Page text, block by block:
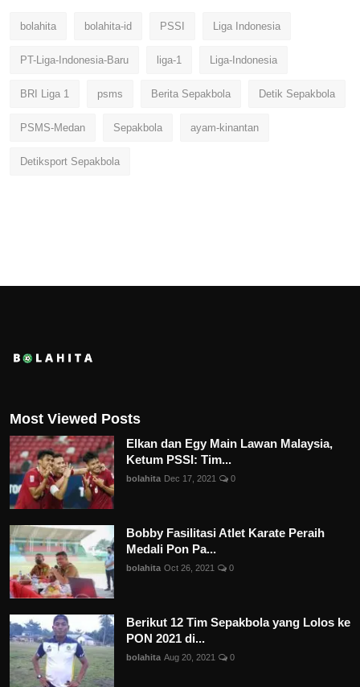
bolahita bolahita-id PSSI Liga Indonesia
PT-Liga-Indonesia-Baru liga-1 Liga-Indonesia
BRI Liga 1 psms Berita Sepakbola Detik Sepakbola
PSMS-Medan Sepakbola ayam-kinantan
Detiksport Sepakbola
Most Viewed Posts
Elkan dan Egy Main Lawan Malaysia,
Ketum PSSI: Tim...
bolahita Dec 17, 2021 0
Bobby Fasilitasi Atlet Karate Peraih
Medali Pon Pa...
bolahita Oct 26, 2021 0
Berikut 12 Tim Sepakbola yang Lolos ke
PON 2021 di...
bolahita Aug 20, 2021 0